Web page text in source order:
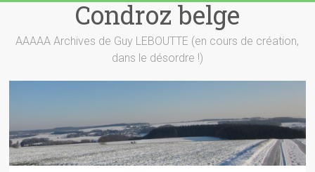
content
Condroz belge
AAAAA Archives de Guy LEBOUTTE (en cours de création,
dans le désordre !)